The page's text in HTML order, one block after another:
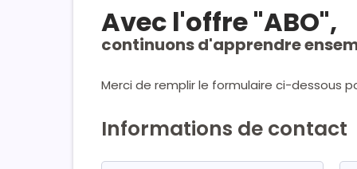
Avec l'offre "ABO",
continuons d'apprendre
Merci de remplir le formulaire ci-dessous
Informations de contact